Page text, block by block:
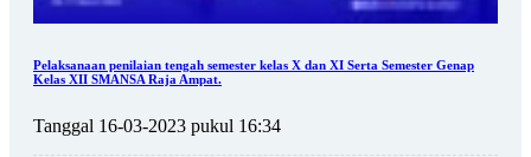
Pelaksanaan penilaian tengah semester kelas X dan XI Serta Semester Genap
Kelas XII SMANSA Raja Ampat.
Tanggal 16-03-2023 pukul 16:34